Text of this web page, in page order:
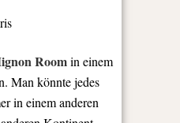
Roomin einem
Man könnte jedes
in einem anderen